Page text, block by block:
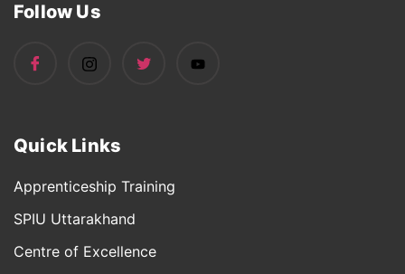
Follow Us
Quick Links
Apprenticeship Training
SPIU Uttarakhand
Centre of Excellence